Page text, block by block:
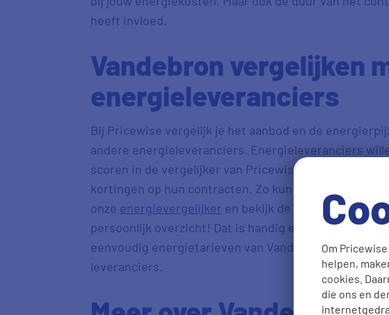
Om
helpen,
cookies.
die ons en
heeft invloed.
Vandebron vergelijken
energieleveranciers
Bij Pricewise vergelijk je het aanbod en de
andere energieleveranciers. Energieleveranciers
scoren in de vergelijker van Pricewise. Ze geven
kortingen op hun contracten. Zo kun je veel geld
onze energievergelijker en bekijk de energietarieven
persoonlijk overzicht! Dat is handig en eenvoudig.
eenvoudig energietarieven van Vandebron
leveranciers.